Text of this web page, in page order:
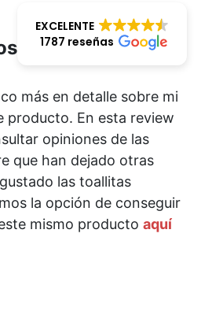
EXCELENTE
1787 reseñas
más en detalle sobre mi
producto. En esta review
opiniones de las
que han dejado otras
las toallitas
la opción de conseguir
mismo productoaquí